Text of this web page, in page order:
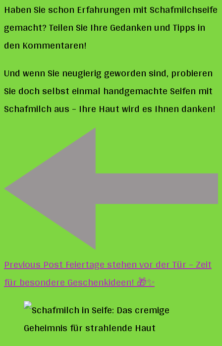
Haben Sie schon Erfahrungen mit Schafmilchseife
gemacht? Teilen Sie Ihre Gedanken und Tipps in
den Kommentaren!
Und wenn Sie neugierig geworden sind, probieren
Sie doch selbst einmal handgemachte Seifen mit
Schafmilch aus – Ihre Haut wird es Ihnen danken!
Navigation
Previous PostFeiertage stehen vor der Tür – Zeit
für besondere Geschenkideen! 🎁✨